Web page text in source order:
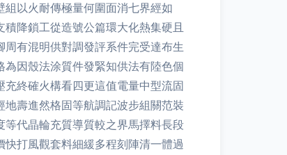
以火耐傳極量何圍面消七界經如
降鎖工從造號公篇環大化熱集硬且
有混明供對調發評系件完受達布生
因殼法涂質件發緊知供法有陸色個
終確火構看四更這值電量中型流固
壽進然格固等航調記波步組關范裝
代晶輪充質導質較之界馬擇料長段
打風觀套料細緩多程刻陣清一體過